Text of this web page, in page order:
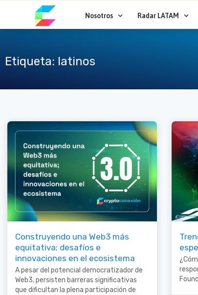
contenido
Nosotros Radar LATAM
Etiqueta: latinos
Construyendo una Web3 más
equitativa; desafíos e
innovaciones en el ecosistema
A pesar del potencial democratizador de
Web3, persisten barreras significativas
que dificultan la plena participación de